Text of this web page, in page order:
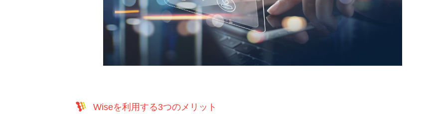
Wiseを利用する3つのメリット